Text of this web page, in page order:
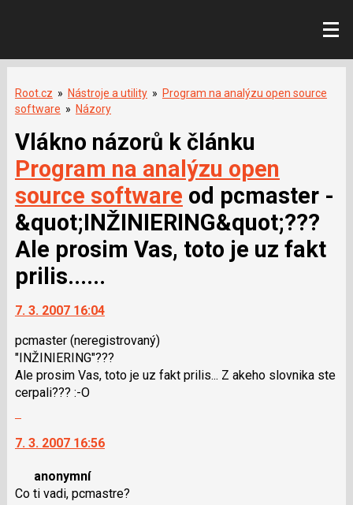
Root.cz » Nástroje a utility » Program na analýzu open source
software » Názory
Vlákno názorů k článku
Program na analýzu open
source software od pcmaster -
&quot;INŽINIERING&quot;???
Ale prosim Vas, toto je uz fakt
prilis......
7. 3. 2007 16:04
pcmaster (neregistrovaný)
"INŽINIERING"???
Ale prosim Vas, toto je uz fakt prilis... Z akeho slovnika ste
cerpali??? :-O
další
názor.
K
7. 3. 2007 16:56
anonymní
Co ti vadi, pcmastre?